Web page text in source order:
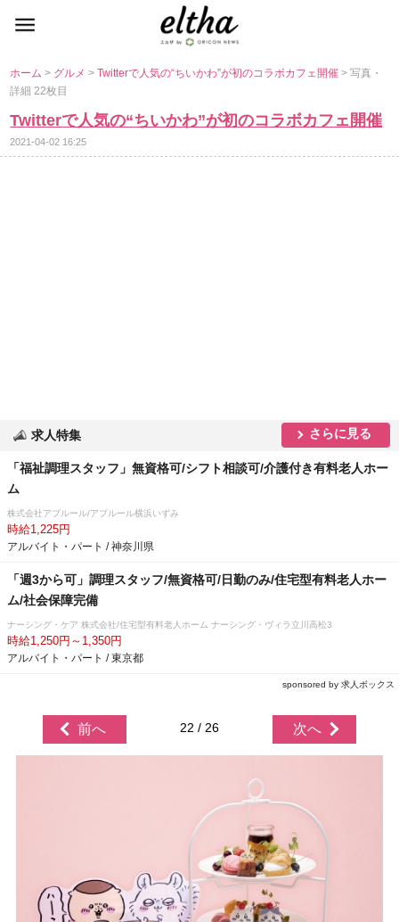
ホーム> グルメ>Twitterで人気の“ちいかわ”が初のコラボカフェ開催> 写真・
詳細 22枚目
Twitterで人気の“ちいかわ”が初のコラボカフェ開催
2021-04-02 16:25
求人特集 さらに見る
「福祉調理スタッフ」無資格可/シフト相談可/介護付き有料老人ホー
ム
株式会社アプルール/アプルール横浜いずみ
時給1,225円
アルバイト・パート / 神奈川県
「週3から可」調理スタッフ/無資格可/日勤のみ/住宅型有料老人ホー
ム/社会保障完備
ナーシング・ケア 株式会社/住宅型有料老人ホーム ナーシング・ヴィラ立川高松3
時給1,250円～1,350円
アルバイト・パート / 東京都
sponsored by 求人ボックス
前へ 22 / 26 次へ